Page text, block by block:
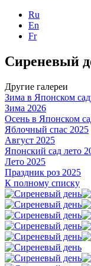
Ru
En
Fr
Сиреневый
Другие галереи
Зима в Японском
Зима 2026
Осень в Японском
Яблочный спас 2025
Август 2025
Японский сад лето
Лето 2025
Праздник роз 2025
К полному списку